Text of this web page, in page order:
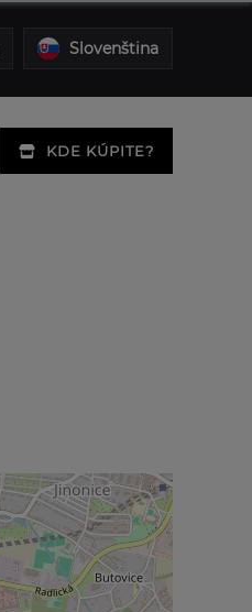
Slovenština
KDE KÚPITE?